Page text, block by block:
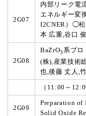
2G07
内部リーク電
エネルギー変
I2CNER）◯松
本 広重,谷口
2G08
BaZrO3 系プロ
(株),産業技術
也,後藤 丈人,
（11:00～
2G09
Preparation
Solid Oxide